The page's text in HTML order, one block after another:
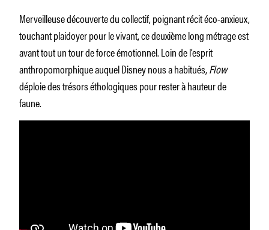
Merveilleuse découverte du collectif, poignant récit éco-anxieux,
touchant plaidoyer pour le vivant, ce deuxième long métrage est
avant tout un tour de force émotionnel. Loin de l’esprit
anthropomorphique auquel Disney nous a habitués,Flow
déploie des trésors éthologiques pour rester à hauteur de
faune.